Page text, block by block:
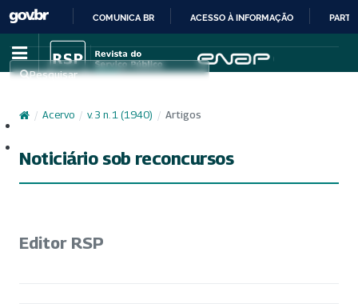
IR
PARA
CONTEÚDO
COMUNICA BR ACESSO À INFORMAÇÃO
Pesquisar
/ Acervo / v. 3 n. 1 (1940) / Artigos
Noticiário sob reconcursos
Editor RSP